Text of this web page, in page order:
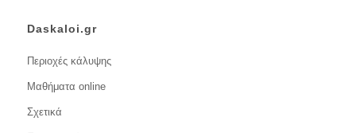
Daskaloi.gr
Περιοχές κάλυψης
Μαθήματα online
Σχετικά